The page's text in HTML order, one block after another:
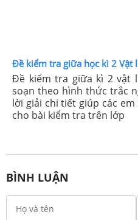
Đề kiểm tra giữa học kì 2 Vật
Đề kiểm tra giữa kì 2 vật
soạn theo hình thức trắc
lời giải chi tiết giúp các
cho bài kiểm tra trên lớp
BÌNH LUẬN